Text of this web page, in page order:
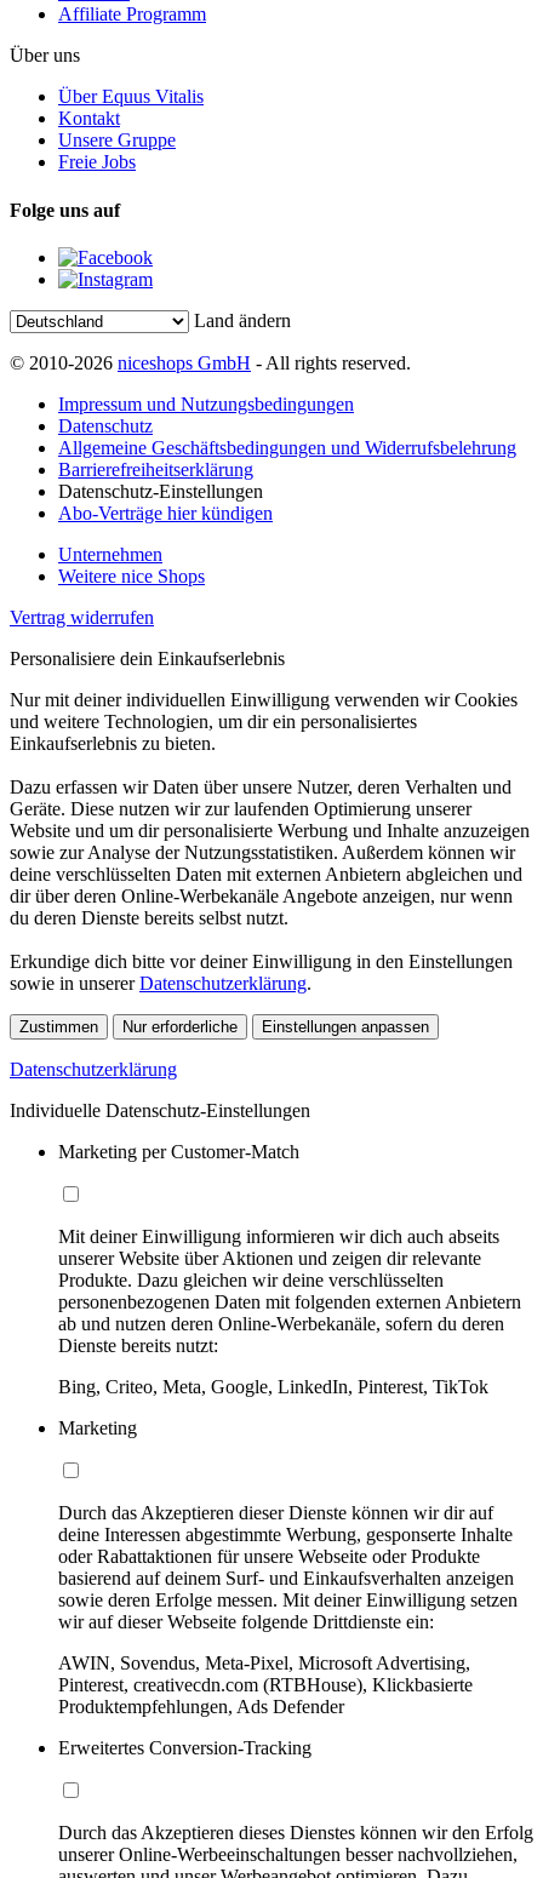
Affiliate Programm
Über uns
Über Equus Vitalis
Kontakt
Unsere Gruppe
Freie Jobs
Folge uns auf
Land ändern
© 2010-2026 niceshops GmbH - All rights reserved.
Impressum und Nutzungsbedingungen
Datenschutz
Allgemeine Geschäftsbedingungen und Widerrufsbelehrung
Barrierefreiheitserklärung
Datenschutz-Einstellungen
Abo-Verträge hier kündigen
Unternehmen
Weitere nice Shops
Vertrag widerrufen
Personalisiere dein Einkaufserlebnis
Nur mit deiner individuellen Einwilligung verwenden wir Cookies
und weitere Technologien, um dir ein personalisiertes
Einkaufserlebnis zu bieten.
Dazu erfassen wir Daten über unsere Nutzer, deren Verhalten und
Geräte. Diese nutzen wir zur laufenden Optimierung unserer
Website und um dir personalisierte Werbung und Inhalte anzuzeigen
sowie zur Analyse der Nutzungsstatistiken. Außerdem können wir
deine verschlüsselten Daten mit externen Anbietern abgleichen und
dir über deren Online-Werbekanäle Angebote anzeigen, nur wenn
du deren Dienste bereits selbst nutzt.
Erkundige dich bitte vor deiner Einwilligung in den Einstellungen
sowie in unsererDatenschutzerklärung.
Zustimmen Nur erforderliche Einstellungen anpassen
Datenschutzerklärung
Individuelle Datenschutz-Einstellungen
Marketing per Customer-Match
Mit deiner Einwilligung informieren wir dich auch abseits
unserer Website über Aktionen und zeigen dir relevante
Produkte. Dazu gleichen wir deine verschlüsselten
personenbezogenen Daten mit folgenden externen Anbietern
ab und nutzen deren Online-Werbekanäle, sofern du deren
Dienste bereits nutzt:
Bing, Criteo, Meta, Google, LinkedIn, Pinterest, TikTok
Marketing
Durch das Akzeptieren dieser Dienste können wir dir auf
deine Interessen abgestimmte Werbung, gesponserte Inhalte
oder Rabattaktionen für unsere Webseite oder Produkte
basierend auf deinem Surf- und Einkaufsverhalten anzeigen
sowie deren Erfolge messen. Mit deiner Einwilligung setzen
wir auf dieser Webseite folgende Drittdienste ein:
AWIN, Sovendus, Meta-Pixel, Microsoft Advertising,
Pinterest, creativecdn.com (RTBHouse), Klickbasierte
Produktempfehlungen, Ads Defender
Erweitertes Conversion-Tracking
Durch das Akzeptieren dieses Dienstes können wir den Erfolg
unserer Online-Werbeeinschaltungen besser nachvollziehen,